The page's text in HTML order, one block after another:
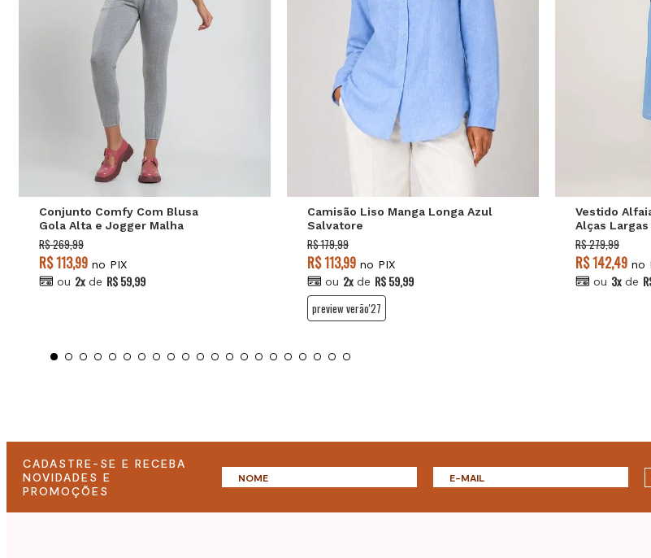
M
Conjunto Comfy Com Blusa
Gola Alta e Jogger Malha
Mescla Salvatore
R$ 269,99
R$ 113,99 no PIX
ou 2x de R$ 59,99
M G GG
Camisão Liso Manga Longa Azul
Salvatore
R$ 179,99
R$ 113,99 no PIX
ou 2x de R$ 59,99
preview verão'27
Vestido
Alças
Salvatore
R$ 279,99
R$ 142,49 no
ou 3x de
CADASTRE-SE E RECEBA
NOVIDADES E
PROMOÇÕES